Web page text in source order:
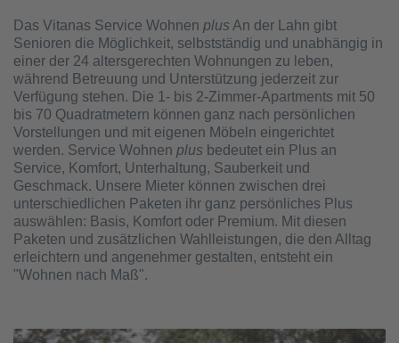
Das Vitanas Service Wohnen plus An der Lahn gibt
Senioren die Möglichkeit, selbstständig und unabhängig in
einer der 24 altersgerechten Wohnungen zu leben,
während Betreuung und Unterstützung jederzeit zur
Verfügung stehen. Die 1- bis 2-Zimmer-Apartments mit 50
bis 70 Quadratmetern können ganz nach persönlichen
Vorstellungen und mit eigenen Möbeln eingerichtet
werden. Service Wohnen plus bedeutet ein Plus an
Service, Komfort, Unterhaltung, Sauberkeit und
Geschmack. Unsere Mieter können zwischen drei
unterschiedlichen Paketen ihr ganz persönliches Plus
auswählen: Basis, Komfort oder Premium. Mit diesen
Paketen und zusätzlichen Wahlleistungen, die den Alltag
erleichtern und angenehmer gestalten, entsteht ein
"Wohnen nach Maß".